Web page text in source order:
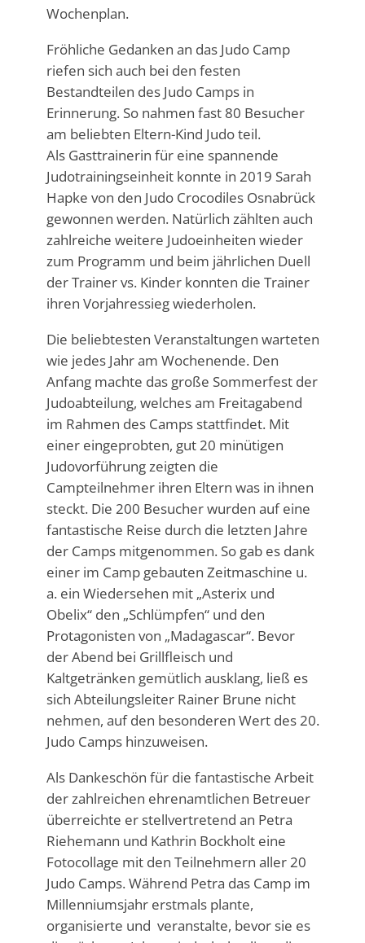
Wochenplan.
Fröhliche Gedanken an das Judo Camp
riefen sich auch bei den festen
Bestandteilen des Judo Camps in
Erinnerung. So nahmen fast 80 Besucher
am beliebten Eltern-Kind Judo teil.
Als Gasttrainerin für eine spannende
Judotrainingseinheit konnte in 2019 Sarah
Hapke von den Judo Crocodiles Osnabrück
gewonnen werden. Natürlich zählten auch
zahlreiche weitere Judoeinheiten wieder
zum Programm und beim jährlichen Duell
der Trainer vs. Kinder konnten die Trainer
ihren Vorjahressieg wiederholen.
Die beliebtesten Veranstaltungen warteten
wie jedes Jahr am Wochenende. Den
Anfang machte das große Sommerfest der
Judoabteilung, welches am Freitagabend
im Rahmen des Camps stattfindet. Mit
einer eingeprobten, gut 20 minütigen
Judovorführung zeigten die
Campteilnehmer ihren Eltern was in ihnen
steckt. Die 200 Besucher wurden auf eine
fantastische Reise durch die letzten Jahre
der Camps mitgenommen. So gab es dank
einer im Camp gebauten Zeitmaschine u.
a. ein Wiedersehen mit „Asterix und
Obelix“ den „Schlümpfen“ und den
Protagonisten von „Madagascar“. Bevor
der Abend bei Grillfleisch und
Kaltgetränken gemütlich ausklang, ließ es
sich Abteilungsleiter Rainer Brune nicht
nehmen, auf den besonderen Wert des 20.
Judo Camps hinzuweisen.
Als Dankeschön für die fantastische Arbeit
der zahlreichen ehrenamtlichen Betreuer
überreichte er stellvertretend an Petra
Riehemann und Kathrin Bockholt eine
Fotocollage mit den Teilnehmern aller 20
Judo Camps. Während Petra das Camp im
Millenniumsjahr erstmals plante,
organisierte und veranstalte, bevor sie es